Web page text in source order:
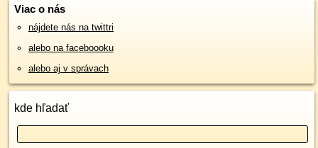
Viac o nás
nájdete nás na twittri
alebo na faceboooku
alebo aj v správach
kde hľadať